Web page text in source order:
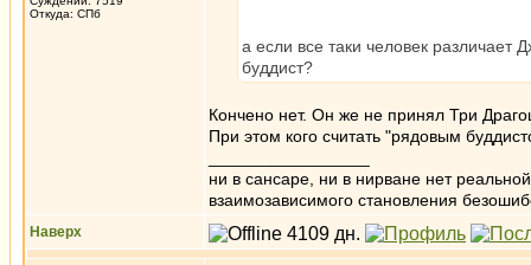
Откуда: СПб
а если все таки человек
буддист?
Кончено нет. Он же не принял Три
При этом кого считать "рядовым
ни в сансаре, ни в нирване нет
взаимозависимого становления
Наверх